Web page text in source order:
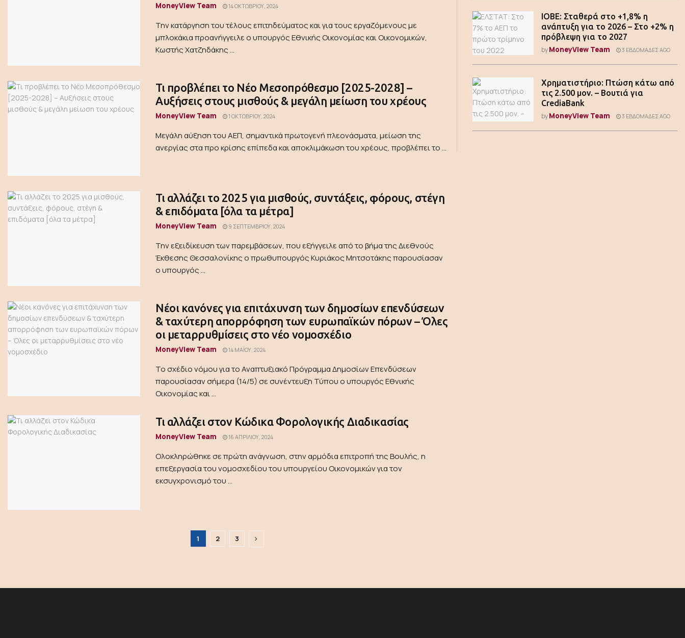
MoneyView Team 14 ΟΚΤΩΒΡΊΟΥ, 2024
Την κατάργηση του τέλους επιτηδεύματος και για τους εργαζόμενους με
μπλοκάκια προανήγγειλε ο υπουργός Εθνικής Οικονομίας και Οικονομικών,
Κωστής Χατζηδάκης ...
Τι προβλέπει το Νέο Μεσοπρόθεσμο [2025-2028] –
Αυξήσεις στους μισθούς & μεγάλη μείωση του χρέους
MoneyView Team 1 ΟΚΤΩΒΡΊΟΥ, 2024
Μεγάλη αύξηση του ΑΕΠ, σημαντικά πρωτογενή πλεονάσματα, μείωση της
ανεργίας στα προ κρίσης επίπεδα και αποκλιμάκωση του χρέους, προβλέπει το ...
Τι αλλάζει το 2025 για μισθούς, συντάξεις, φόρους, στέγη
& επιδόματα [όλα τα μέτρα]
MoneyView Team 9 ΣΕΠΤΕΜΒΡΊΟΥ, 2024
Την εξειδίκευση των παρεμβάσεων, που εξήγγειλε από το βήμα της Διεθνούς
Έκθεσης Θεσσαλονίκης ο πρωθυπουργός Κυριάκος Μητσοτάκης παρουσίασαν
ο υπουργός ...
Νέοι κανόνες για επιτάχυνση των δημοσίων επενδύσεων
& ταχύτερη απορρόφηση των ευρωπαϊκών πόρων – Όλες
οι μεταρρυθμίσεις στο νέο νομοσχέδιο
MoneyView Team 14 ΜΑΪ́ΟΥ, 2024
Το σχέδιο νόμου για το Αναπτυξιακό Πρόγραμμα Δημοσίων Επενδύσεων
παρουσίασαν σήμερα (14/5) σε συνέντευξη Τύπου ο υπουργός Εθνικής
Οικονομίας και ...
Τι αλλάζει στον Κώδικα Φορολογικής Διαδικασίας
MoneyView Team 16 ΑΠΡΙΛΊΟΥ, 2024
Ολοκληρώθηκε σε πρώτη ανάγνωση, στην αρμόδια επιτροπή της Βουλής, η
επεξεργασία του νομοσχεδίου του υπουργείου Οικονομικών για τον
εκσυγχρονισμό του ...
1 2 3
ΙΟΒΕ: Σταθερά στο +1,8% η
ανάπτυξη για το 2026 – Στο +2% η
πρόβλεψη για το 2027
byMoneyView Team 3 ΕΒΔΟΜΆΔΕΣ AGO
Χρηματιστήριο: Πτώση κάτω από
τις 2.500 μον. – Βουτιά για
CrediaBank
byMoneyView Team 3 ΕΒΔΟΜΆΔΕΣ AGO